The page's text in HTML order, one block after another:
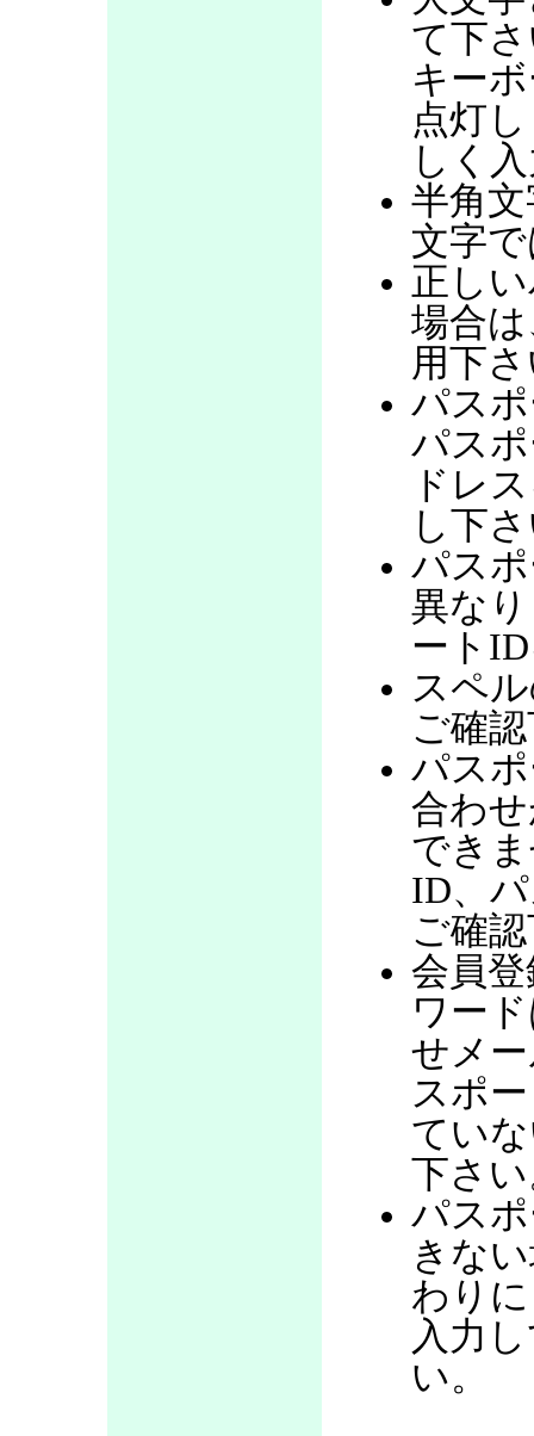
て下
キー
点灯
しく
半角
文字
正し
場合
用下
パス
パス
ドレ
し下
パス
異な
ート
スペ
ご確
パス
合わ
でき
ID、
ご確
会員
ワー
せメ
スポ
てい
下さ
パス
きな
わり
入力
い。